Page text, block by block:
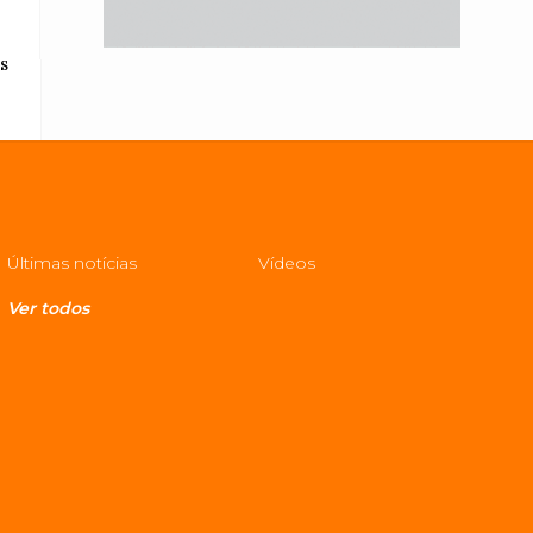
Últimas notícias Vídeos
Ver todos